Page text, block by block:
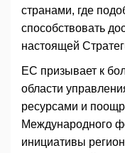
странами, где
способствовать
настоящей
ЕС призывает к
области
ресурсами и
Международного
инициативы